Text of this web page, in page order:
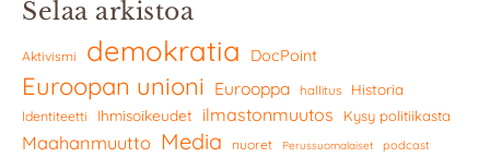
Selaa arkistoa
Aktivismi demokratia DocPoint
Euroopan unioni Eurooppa hallitus Historia
Identiteetti Ihmisoikeudet ilmastonmuutos Kysy politiikasta
Maahanmuutto Media nuoret Perussuomalaiset podcast